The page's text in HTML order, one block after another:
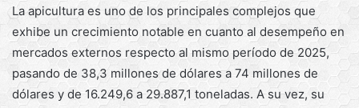
La apicultura es uno de los principales complejos que
exhibe un crecimiento notable en cuanto al desempeño en
mercados externos respecto al mismo período de 2025,
pasando de 38,3 millones de dólares a 74 millones de
dólares y de 16.249,6 a 29.887,1 toneladas. A su vez, su